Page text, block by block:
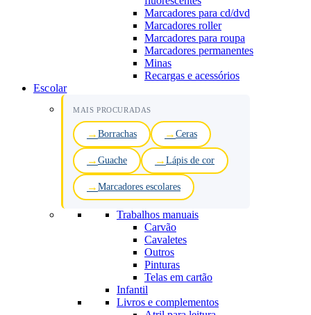
Marcadores para cd/dvd
Marcadores roller
Marcadores para roupa
Marcadores permanentes
Minas
Recargas e acessórios
Escolar
MAIS PROCURADAS
Borrachas Ceras
Guache Lápis de cor
Marcadores escolares
Trabalhos manuais
Carvão
Cavaletes
Outros
Pinturas
Telas em cartão
Infantil
Livros e complementos